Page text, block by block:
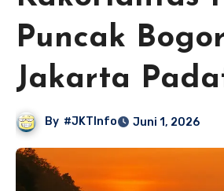
Puncak
Jakarta
By #JKTInfo Juni 1, 2026